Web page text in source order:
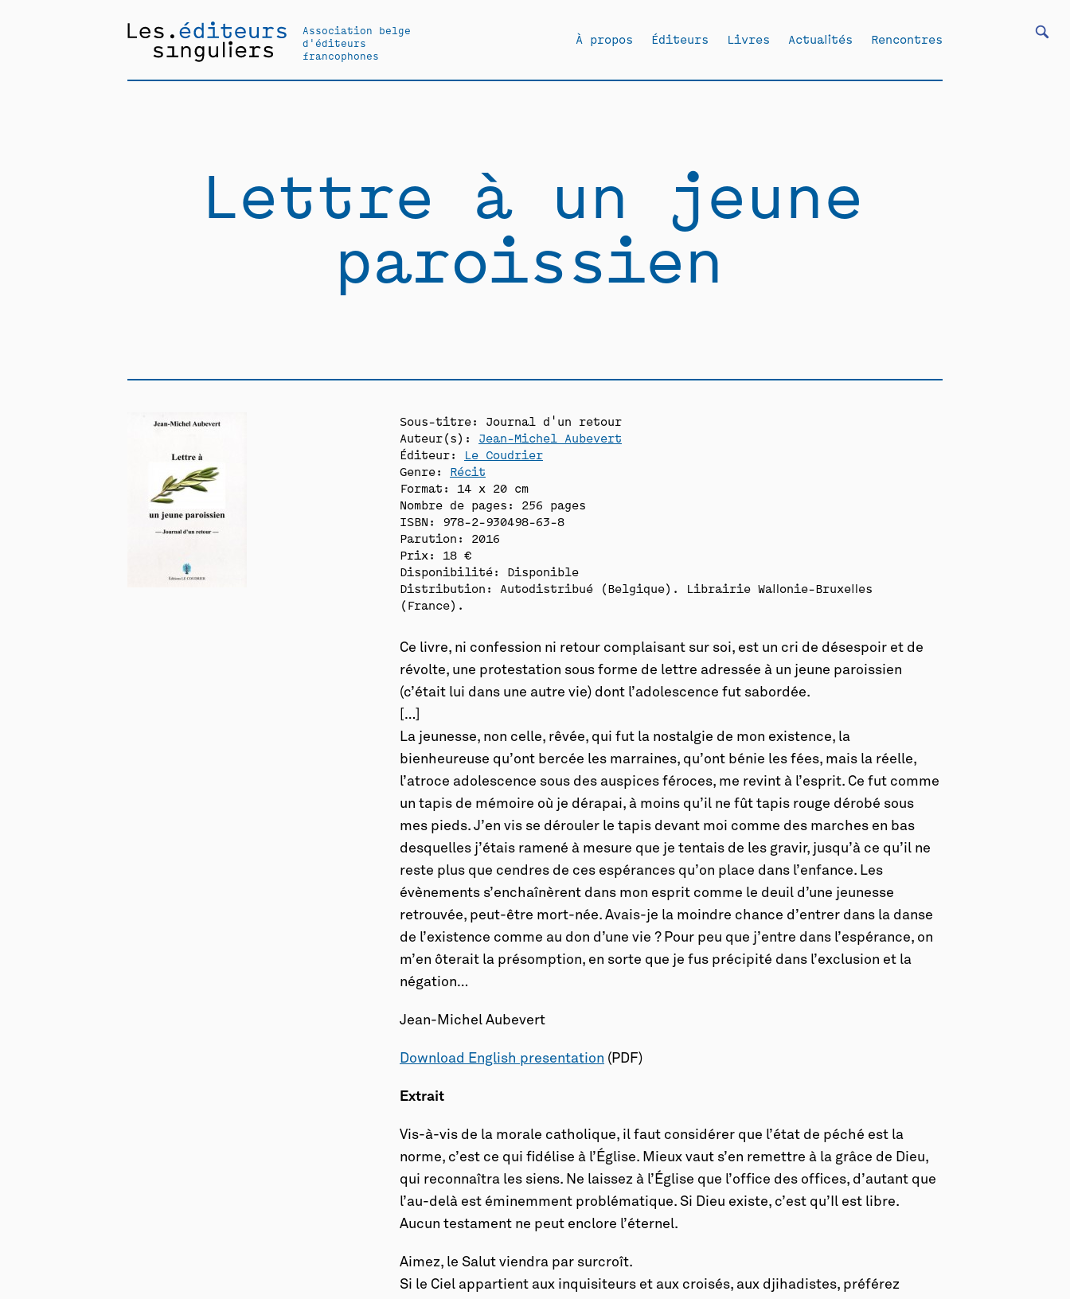
Association belge
d'éditeurs
francophones
À propos Éditeurs Livres Actualités Rencontres
Lettre à un jeune
paroissien
Sous-titre: Journal d'un retour
Auteur(s): Jean-Michel Aubevert
Éditeur:
Le Coudrier
Genre: Récit
Format: 14 x 20 cm
Nombre de pages: 256 pages
ISBN: 978-2-930498-63-8
Parution: 2016
Prix: 18 €
Disponibilité:
Disponible
Distribution: Autodistribué (Belgique). Librairie Wallonie-Bruxelles
(France).
Ce livre, ni confession ni retour complaisant sur soi, est un cri de désespoir et de
révolte, une protestation sous forme de lettre adressée à un jeune paroissien
(c’était lui dans une autre vie) dont l’adolescence fut sabordée.
[…]
La jeunesse, non celle, rêvée, qui fut la nostalgie de mon existence, la
bienheureuse qu’ont bercée les marraines, qu’ont bénie les fées, mais la réelle,
l’atroce adolescence sous des auspices féroces, me revint à l’esprit. Ce fut comme
un tapis de mémoire où je dérapai, à moins qu’il ne fût tapis rouge dérobé sous
mes pieds. J’en vis se dérouler le tapis devant moi comme des marches en bas
desquelles j’étais ramené à mesure que je tentais de les gravir, jusqu’à ce qu’il ne
reste plus que cendres de ces espérances qu’on place dans l’enfance. Les
évènements s’enchaînèrent dans mon esprit comme le deuil d’une jeunesse
retrouvée, peut-être mort-née. Avais-je la moindre chance d’entrer dans la danse
de l’existence comme au don d’une vie ? Pour peu que j’entre dans l’espérance, on
m’en ôterait la présomption, en sorte que je fus précipité dans l’exclusion et la
négation…
Jean-Michel Aubevert
Download English presentation (PDF)
Extrait
Vis-à-vis de la morale catholique, il faut considérer que l’état de péché est la
norme, c’est ce qui fidélise à l’Église. Mieux vaut s’en remettre à la grâce de Dieu,
qui reconnaîtra les siens. Ne laissez à l’Église que l’office des offices, d’autant que
l’au-delà est éminemment problématique. Si Dieu existe, c’est qu’Il est libre.
Aucun testament ne peut enclore l’éternel.
Aimez, le Salut viendra par surcroît.
Si le Ciel appartient aux inquisiteurs et aux croisés, aux djihadistes, préférez